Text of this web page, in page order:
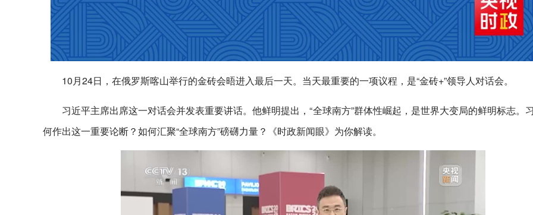
10月24日，在俄罗斯喀山举行的金砖会晤进入最后一天。当天最重要的一项议程，是“金砖+”领导人对话会。
习近平主席出席这一对话会并发表重要讲话。他鲜明提出，“全球南方”群体性崛起，是世界大变局的鲜明标志。
何作出这一重要论断？如何汇聚“全球南方”磅礴力量？《时政新闻眼》为你解读。